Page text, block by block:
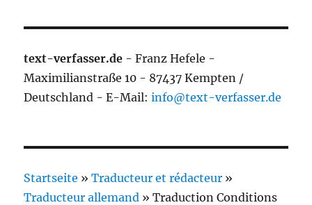
text-verfasser.de - Franz Hefele -
Maximilianstraße 10 - 87437 Kempten /
Deutschland - E-Mail:info@text-verfasser.de
Startseite »Traducteur et rédacteur »
Traducteur allemand »Traduction Conditions